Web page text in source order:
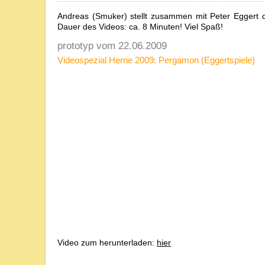
Andreas (Smuker) stellt zusammen mit Peter
Dauer des Videos: ca. 8 Minuten! Viel Spaß!
prototyp vom 22.06.2009
Videospezial Herne 2009: Pergamon (Eggertspiele)
Video zum herunterladen: hier